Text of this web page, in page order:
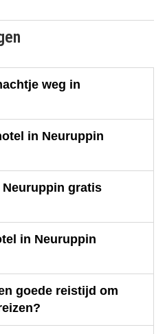
weg in
in Neuruppin
gratis
in Neuruppin
goede reistijd om